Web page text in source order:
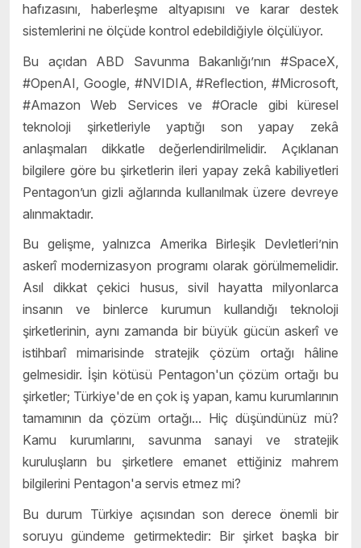
hafızasını, haberleşme altyapısını ve karar destek
sistemlerini ne ölçüde kontrol edebildiğiyle ölçülüyor.
Bu açıdan ABD Savunma Bakanlığı’nın #SpaceX,
#OpenAI, Google, #NVIDIA, #Reflection, #Microsoft,
#Amazon Web Services ve #Oracle gibi küresel
teknoloji şirketleriyle yaptığı son yapay zekâ
anlaşmaları dikkatle değerlendirilmelidir. Açıklanan
bilgilere göre bu şirketlerin ileri yapay zekâ kabiliyetleri
Pentagon’un gizli ağlarında kullanılmak üzere devreye
alınmaktadır.
Bu gelişme, yalnızca Amerika Birleşik Devletleri’nin
askerî modernizasyon programı olarak görülmemelidir.
Asıl dikkat çekici husus, sivil hayatta milyonlarca
insanın ve binlerce kurumun kullandığı teknoloji
şirketlerinin, aynı zamanda bir büyük gücün askerî ve
istihbarî mimarisinde stratejik çözüm ortağı hâline
gelmesidir. İşin kötüsü Pentagon'un çözüm ortağı bu
şirketler; Türkiye'de en çok iş yapan, kamu kurumlarının
tamamının da çözüm ortağı... Hiç düşündünüz mü?
Kamu kurumlarını, savunma sanayi ve stratejik
kuruluşların bu şirketlere emanet ettiğiniz mahrem
bilgilerini Pentagon'a servis etmez mi?
Bu durum Türkiye açısından son derece önemli bir
soruyu gündeme getirmektedir: Bir şirket başka bir